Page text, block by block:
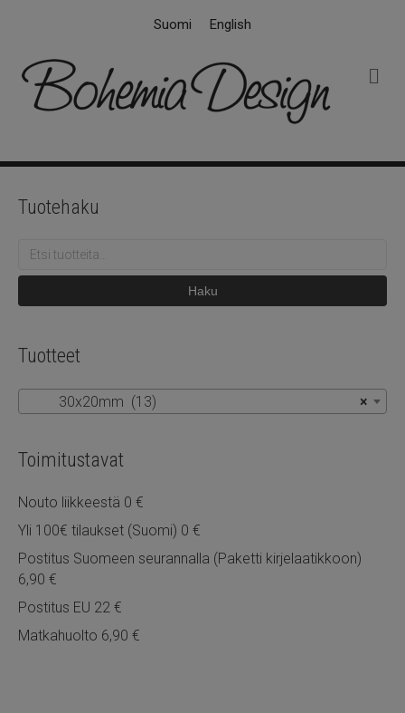
Suomi English
k
Tuotehaku
Etsi:
Haku
Tuotteet
×
30x20mm (13)
Toimitustavat
Nouto liikkeestä 0 €
Yli 100€ tilaukset (Suomi) 0 €
Postitus Suomeen seurannalla (Paketti kirjelaatikkoon)
6,90 €
Postitus EU 22 €
Matkahuolto 6,90 €